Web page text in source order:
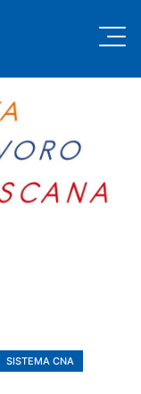
SISTEMA CNA